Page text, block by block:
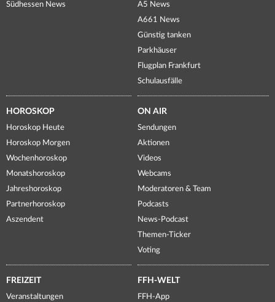
Südhessen News
A5 News
A661 News
Günstig tanken
Parkhäuser
Flugplan Frankfurt
Schulausfälle
HOROSKOP
Horoskop Heute
Horoskop Morgen
Wochenhoroskop
Monatshoroskop
Jahreshoroskop
Partnerhoroskop
Aszendent
ON AIR
Sendungen
Aktionen
Videos
Webcams
Moderatoren & Team
Podcasts
News-Podcast
Themen-Ticker
Voting
FREIZEIT
Veranstaltungen
FFH-WELT
FFH-App